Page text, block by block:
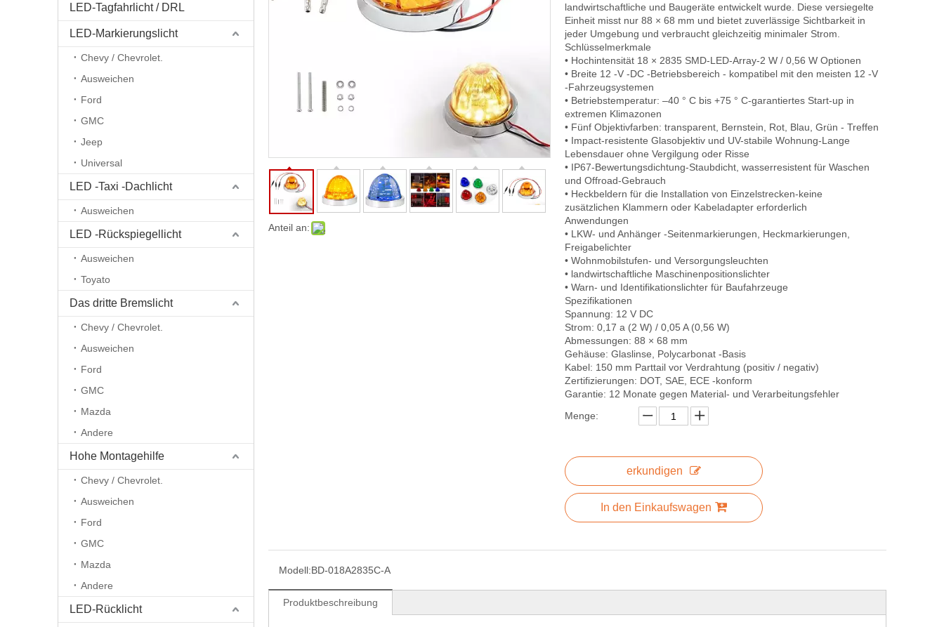
LED-Tagfahrlicht / DRL
LED-Markierungslicht
Chevy / Chevrolet.
Ausweichen
Ford
GMC
Jeep
Universal
LED -Taxi -Dachlicht
Ausweichen
LED -Rückspiegellicht
Ausweichen
Toyato
Das dritte Bremslicht
Chevy / Chevrolet.
Ausweichen
Ford
GMC
Mazda
Andere
Hohe Montagehilfe
Chevy / Chevrolet.
Ausweichen
Ford
GMC
Mazda
Andere
LED-Rücklicht
Anteil an:
landwirtschaftliche und Baugeräte entwickelt wurde. Diese versiegelte
Einheit misst nur 88 × 68 mm und bietet zuverlässige Sichtbarkeit in
jeder Umgebung und verbraucht gleichzeitig minimaler Strom.
Schlüsselmerkmale
• Hochintensität 18 × 2835 SMD-LED-Array-2 W / 0,56 W Optionen
• Breite 12 -V -DC -Betriebsbereich - kompatibel mit den meisten 12 -V
-Fahrzeugsystemen
• Betriebstemperatur: –40 ° C bis +75 ° C-garantiertes Start-up in
extremen Klimazonen
• Fünf Objektivfarben: transparent, Bernstein, Rot, Blau, Grün - Treffen
• Impact-resistente Glasobjektiv und UV-stabile Wohnung-Lange
Lebensdauer ohne Vergilgung oder Risse
• IP67-Bewertungsdichtung-Staubdicht, wasserresistent für Waschen
und Offroad-Gebrauch
• Heckbeldern für die Installation von Einzelstrecken-keine
zusätzlichen Klammern oder Kabeladapter erforderlich
Anwendungen
• LKW- und Anhänger -Seitenmarkierungen, Heckmarkierungen,
Freigabelichter
• Wohnmobilstufen- und Versorgungsleuchten
• landwirtschaftliche Maschinenpositionslichter
• Warn- und Identifikationslichter für Baufahrzeuge
Spezifikationen
Spannung: 12 V DC
Strom: 0,17 a (2 W) / 0,05 A (0,56 W)
Abmessungen: 88 × 68 mm
Gehäuse: Glaslinse, Polycarbonat -Basis
Kabel: 150 mm Parttail vor Verdrahtung (positiv / negativ)
Zertifizierungen: DOT, SAE, ECE -konform
Garantie: 12 Monate gegen Material- und Verarbeitungsfehler
Menge:
erkundigen
In den Einkaufswagen
Modell:BD-018A2835C-A
Produktbeschreibung